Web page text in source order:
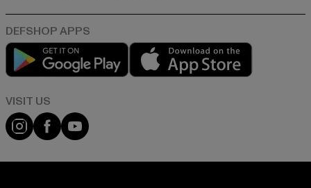
Play market
Visit our Instagram page:
Visit our Facebook page:
Visit our YouTube channel: